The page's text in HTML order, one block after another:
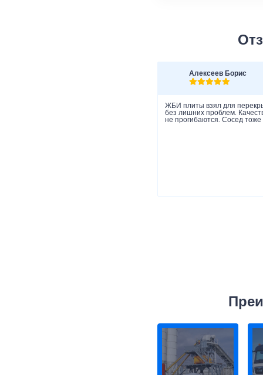
Алексеев Борис
ЖБИ плиты взял для
без лишних проблем.
не прогибаются. Сосед тоже